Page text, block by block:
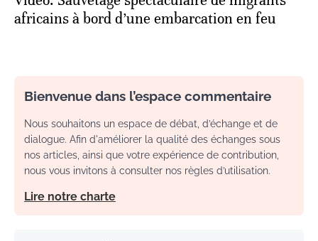
africains à bord d’une embarcation en feu
Bienvenue dans l’espace commentaire
Nous souhaitons un espace de débat, d’échange et de
dialogue. Afin d'améliorer la qualité des échanges sous
nos articles, ainsi que votre expérience de contribution,
nous vous invitons à consulter nos règles d’utilisation.
Lire notre charte